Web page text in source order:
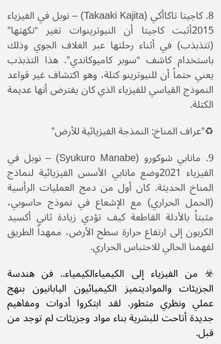
​8. كاجيتا تاكاأكي (Takaaki Kajita) – نوبل في الفيزياء
2015أثبت كاجيتا أن النيوترينوات تغير “نكهتها”
(تتذبذب) في أثناء رحلتها عبر الغلاف الجوي وذلك
باستخدام كاشف “سوبر كاميوكاندي”. هذا التذبذب
يعني حتماً أن للنيوترينو كتلة، وهو اكتشاف غير قواعد
النموذج القياسي للفيزياء الذي كان يفترض أنها عديمة
الكتلة.
♻️​”عراف المناخ: النمذجة الفيزيائية للأرض”
​9. مانابي شوكورو (Syukuro Manabe) – نوبل في
الفيزياء 2021​وضع مانابي الأسس الفيزيائية لنماذج
المناخ الحديثة. كان أول من دمج العمليات الرأسية
(الحمل الحراري) مع الإشعاع في نموذج حاسوبي،
مثبتاً بالأدلة القاطعة كيف تؤدي زيادة ثاني أكسيد
الكربون إلى ارتفاع حرارة سطح الأرض، ممهداً الطريق
لفهمنا الحالي للاحتباس الحراري.
☣️ من الفيزياء إلى الكيمياء​الكيمياء.. فن هندسة
الجزيئات والمواد​يتميز الكيميائيون اليابانيون بنهج
عملي ونظري متطور. لقد ابتكروا أدوات ومفاهيم
جديدة أتاحت للبشرية بناء مواد وجزيئات لم توجد من
قبل.